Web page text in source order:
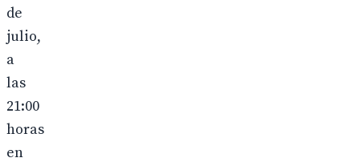
de
julio,
a
las
21:00
horas
en